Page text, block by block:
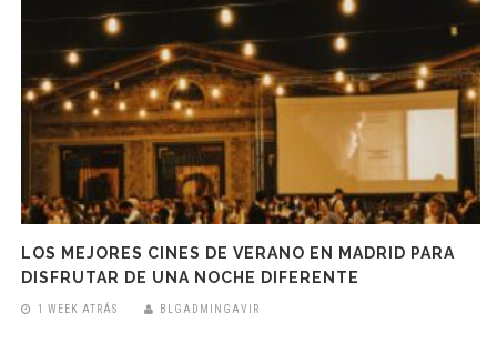
LOS MEJORES CINES DE VERANO EN MADRID PARA
DISFRUTAR DE UNA NOCHE DIFERENTE
1 WEEK ATRÁS BLGADMINGAVIR